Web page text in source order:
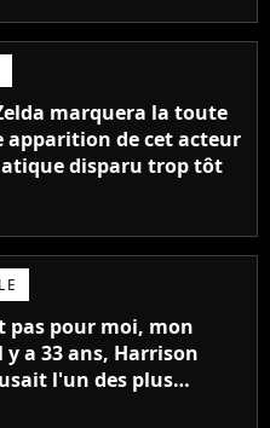
marquera la toute
apparition de cet acteur
disparu trop tôt
pas pour moi, mon
a 33 ans, Harrison
l'un des plus
de tous les temps